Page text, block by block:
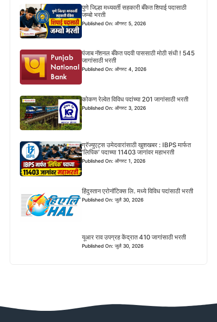
पुणे जिल्हा मध्यवर्ती सहकारी बँकेत शिपाई पदासाठी
जम्बो भरती
Published On: ऑगस्ट 5, 2026
पंजाब नॅशनल बँकेत पदवी पाससाठी मोठी संधी ! 545
जागांसाठी भरती
Published On: ऑगस्ट 4, 2026
कोकण रेल्वेत विविध पदांच्या 201 जागांसाठी भरती
Published On: ऑगस्ट 3, 2026
ग्रॅज्युएट्स उमेदवारांसाठी खुशखबर : IBPS मार्फत
‘लिपिक’ पदाच्या 11403 जागांवर महाभरती
Published On: ऑगस्ट 1, 2026
हिंदुस्तान एरोनॉटिक्स लि. मध्ये विविध पदांसाठी भरती
Published On: जुलै 30, 2026
यूआर राव उपग्रह केंद्रात 410 जागांसाठी भरती
Published On: जुलै 30, 2026